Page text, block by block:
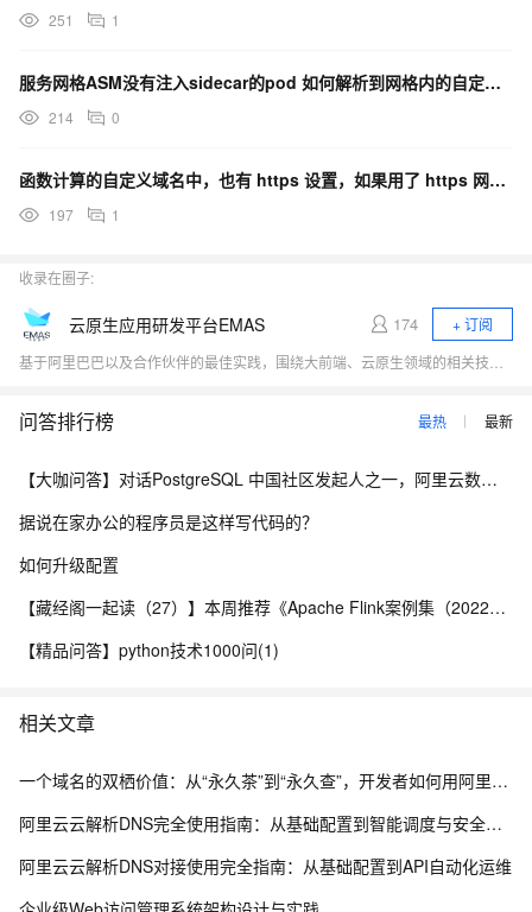
251 1
服务网格ASM没有注入sidecar的pod 如何解析到网格内的自定义域名？
214 0
函数计算的自定义域名中，也有 https 设置，如果用了 https 网关是否就不需要设置这里了？
197 1
收录在圈子:
云原生应用研发平台EMAS 174
+ 订阅
基于阿里巴巴以及合作伙伴的最佳实践，围绕大前端、云原生领域的相关技术热点（小程序、Serverless、应用中间件、低代码、DevOps）展开行业探讨，与开发者一起探寻云原生时代应用研发的新范式。
问答排行榜 最热 最新
【大咖问答】对话PostgreSQL 中国社区发起人之一，阿里云数据库高级专家 德哥
据说在家办公的程序员是这样写代码的？
如何升级配置
【藏经阁一起读（27）】本周推荐《Apache Flink案例集（2022版）》，你有哪些心得？
【精品问答】python技术1000问(1)
相关文章
一个域名的双栖价值：从“永久茶”到“永久查”，开发者如何用阿里云为品牌托底
阿里云云解析DNS完全使用指南：从基础配置到智能调度与安全防护
阿里云云解析DNS对接使用完全指南：从基础配置到API自动化运维